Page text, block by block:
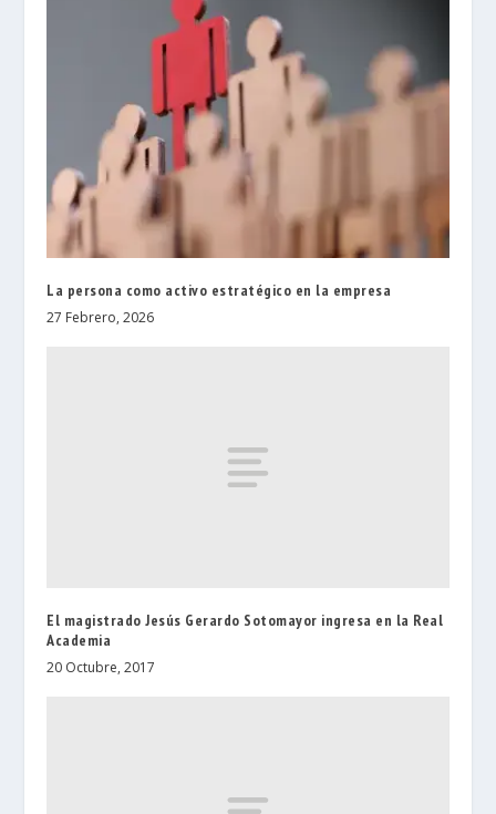
La persona como activo estratégico en la empresa
27 Febrero, 2026
El magistrado Jesús Gerardo Sotomayor ingresa en la Real
Academia
20 Octubre, 2017